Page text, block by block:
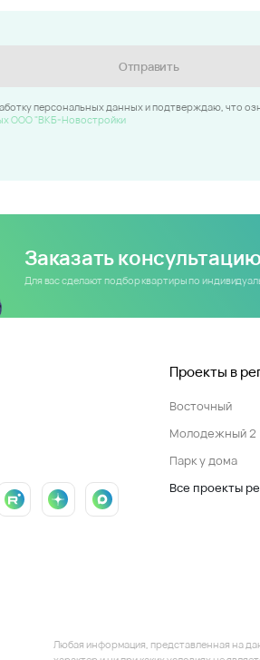
Отправить
персональных данных и подтверждаю, что
ООО "ВКБ-Новостройки
Заказать
Для вас сделают подбор квартиры по
Проекты в
Восточный
Молодежный 2
Парк у дома
Все проекты
Любая информация, представленная на